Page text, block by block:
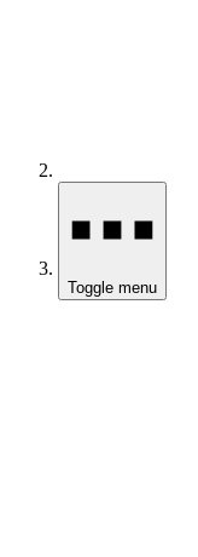
Toggle menu